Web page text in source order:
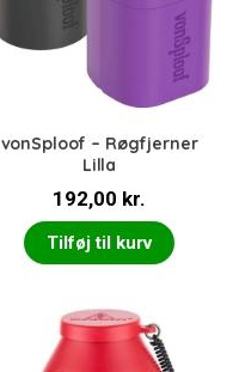
vonSploof – Røgfjerner
Lilla
192,00 kr.
Tilføj til kurv